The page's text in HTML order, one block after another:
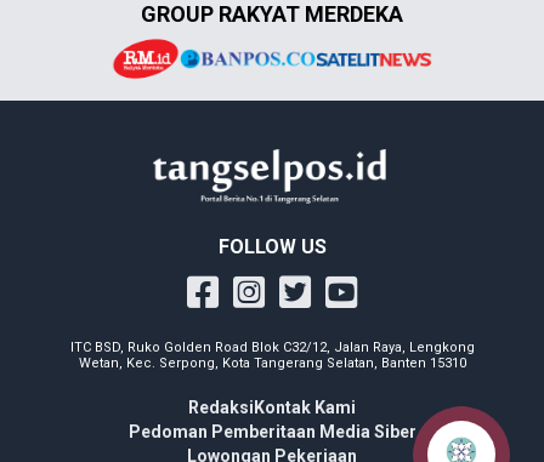
GROUP RAKYAT MERDEKA
FOLLOW US
ITC BSD, Ruko Golden Road Blok C32/12, Jalan Raya, Lengkong
Wetan, Kec. Serpong, Kota Tangerang Selatan, Banten 15310
Redaksi Kontak Kami
Pedoman Pemberitaan Media Siber
Lowongan Pekerjaan